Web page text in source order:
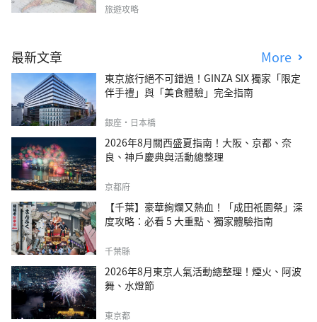
旅遊攻略
最新文章 More
東京旅行絕不可錯過！GINZA SIX 獨家「限定
伴手禮」與「美食體驗」完全指南
銀座・日本橋
2026年8月關西盛夏指南！大阪、京都、奈
良、神戶慶典與活動總整理
京都府
【千葉】豪華絢爛又熱血！「成田祇園祭」深
度攻略：必看 5 大重點、獨家體驗指南
千葉縣
2026年8月東京人氣活動總整理！煙火、阿波
舞、水燈節
東京都